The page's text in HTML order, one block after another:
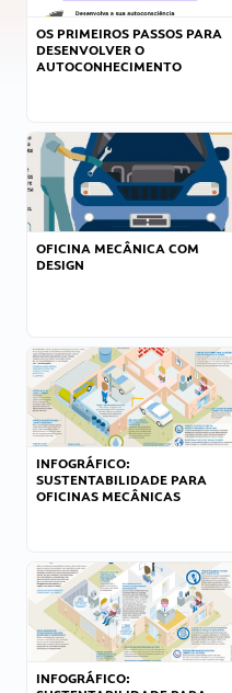
OS PRIMEIROS PASSOS PARA
DESENVOLVER O
AUTOCONHECIMENTO
OFICINA MECÂNICA COM
DESIGN
INFOGRÁFICO:
SUSTENTABILIDADE PARA
OFICINAS MECÂNICAS
INFOGRÁFICO: